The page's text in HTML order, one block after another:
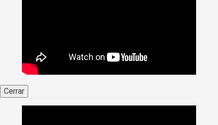
Cerrar